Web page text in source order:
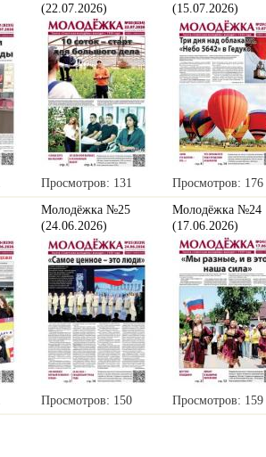
(22.07.2026)
Просмотров: 131
(15.07.2026)
Просмотров: 176
Молодёжка №25
(24.06.2026)
Просмотров: 150
Молодёжка №24
(17.06.2026)
Просмотров: 159